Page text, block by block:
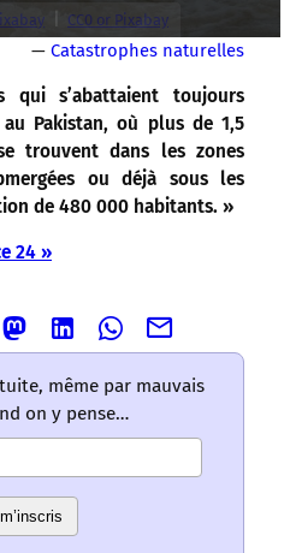
CC0 or Pixabay
— Catastrophes naturelles
qui s’abattaient toujours
Pakistan, où plus de 1,5
trouvent dans les zones
ou déjà sous les
de 480 000 habitants. »
24 »
Partager
cet
article
via
Mastodon
Les
mots
ont
Partager
cet
article
Linkedin
Les
mots
ont
Partager
cet
via
Les
Partager
cet
article
Les
même par mauvais
on y pense…